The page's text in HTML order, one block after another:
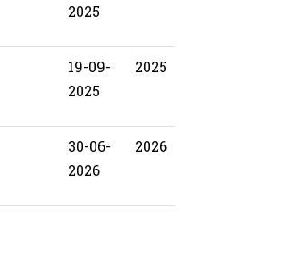
2025
19-09-
2025
2025
30-06-
2026
2026